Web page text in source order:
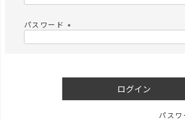
)
パスワード
ログイン
パスワ